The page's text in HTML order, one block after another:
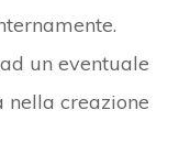
un eventuale
creazione